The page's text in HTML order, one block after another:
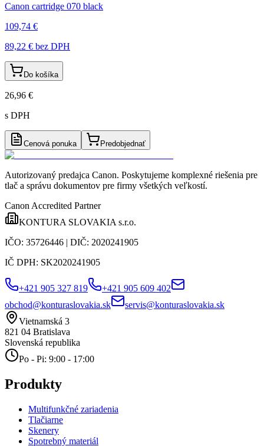
Canon cartridge 070 black
109,74 €
89,22 € bez DPH
Do košíka
26,96 €
s DPH
Cenová ponuka Predobjednať
Autorizovaný predajca Canon. Poskytujeme komplexné riešenia pre
tlač a správu dokumentov pre firmy všetkých veľkostí.
Canon Accredited Partner
KONTURA SLOVAKIA s.r.o.
IČO: 35726446 | DIČ: 2020241905
IČ DPH: SK2020241905
+421 905 327 819
+421 905 609 402
obchod@konturaslovakia.sk
servis@konturaslovakia.sk
Vietnamská 3
821 04 Bratislava
Slovenská republika
Po - Pi: 9:00 - 17:00
Produkty
Multifunkčné zariadenia
Tlačiarne
Skenery
Spotrebný materiál